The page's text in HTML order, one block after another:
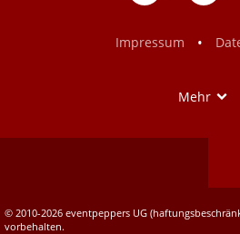
Impressum
•
Mehr
© 2010-2026 eventpeppers UG
vorbehalten.